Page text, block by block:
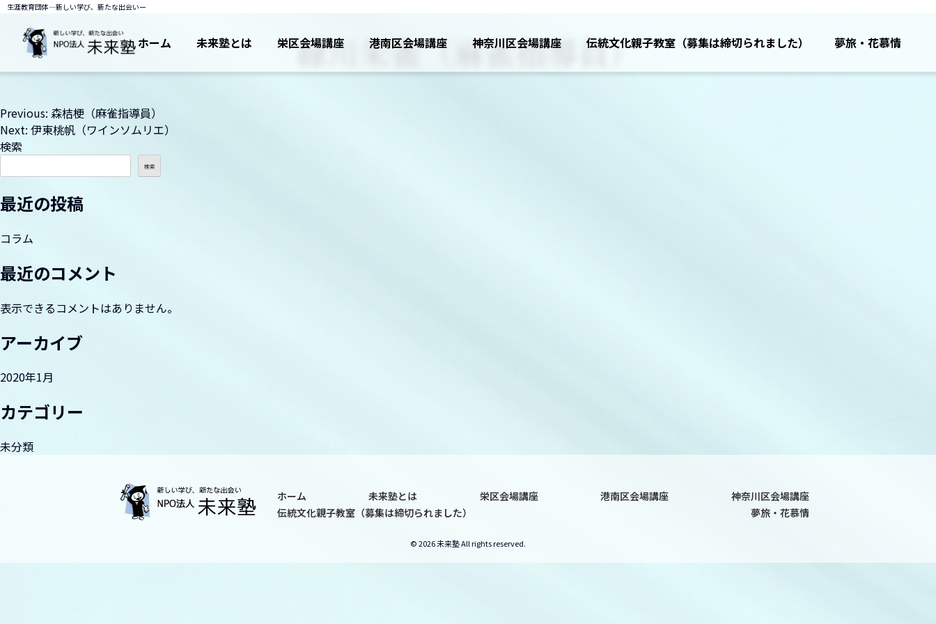
生涯教育団体―新しい学び、新たな出会いー
ホーム 未来塾とは 栄区会場講座 港南区会場講座 神奈川区会場講座 伝統文化親子教室（募集は締切られました） 夢旅・花慕情
緑川朱雀（麻雀指導員）
投
稿
ビ
ゲ
ー
シ
ン
Previous: 森桔梗（麻雀指導員）
Next: 伊東桃帆（ワインソムリエ）
検索
検索
最近の投稿
コラム
最近のコメント
表示できるコメントはありません。
アーカイブ
2020年1月
カテゴリー
未分類
ホーム 未来塾とは 栄区会場講座 港南区会場講座
神奈川区会場講座
伝統文化親子教室（募集は締切られました）
夢旅・花慕情
© 2026 未来塾 All rights reserved.